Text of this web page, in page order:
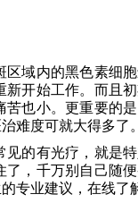
域内的黑色素细
开始工作。而且
也小。更重要的
难度可就大得多了。
的有光疗，就是
，千万别自己随
专业建议，在线了